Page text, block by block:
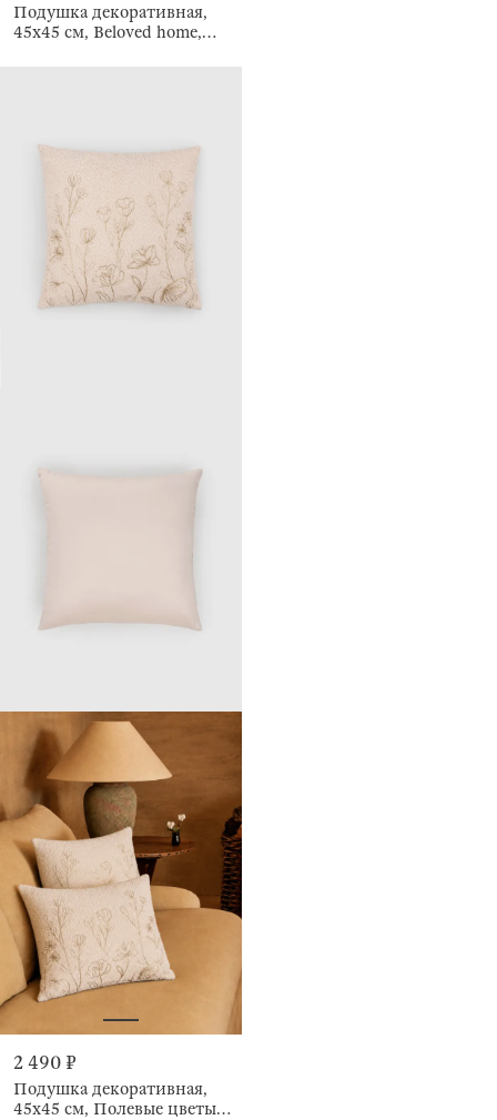
Подушка декоративная,
45х45 см, Beloved home,
2 490 ₽
Подушка декоративная,
45х45 см, Полевые цветы,